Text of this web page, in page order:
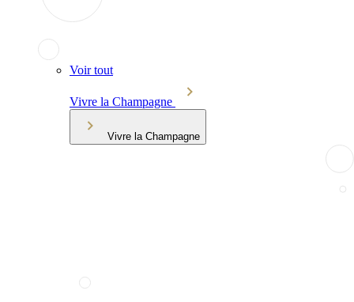
Voir tout
Vivre la Champagne
Vivre la Champagne